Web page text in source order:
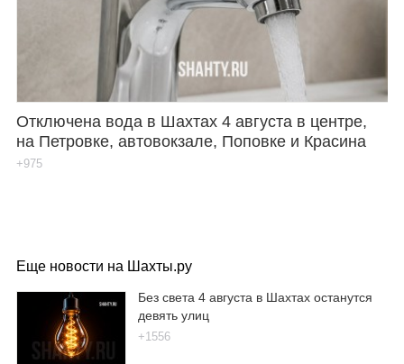
Отключена вода в Шахтах 4 августа в центре,
на Петровке, автовокзале, Поповке и Красина
+975
Еще новости на Шахты.ру
Без света 4 августа в Шахтах останутся
девять улиц
+1556